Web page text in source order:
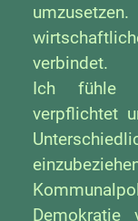
verbindet.
Ich fühle
verpflichtet